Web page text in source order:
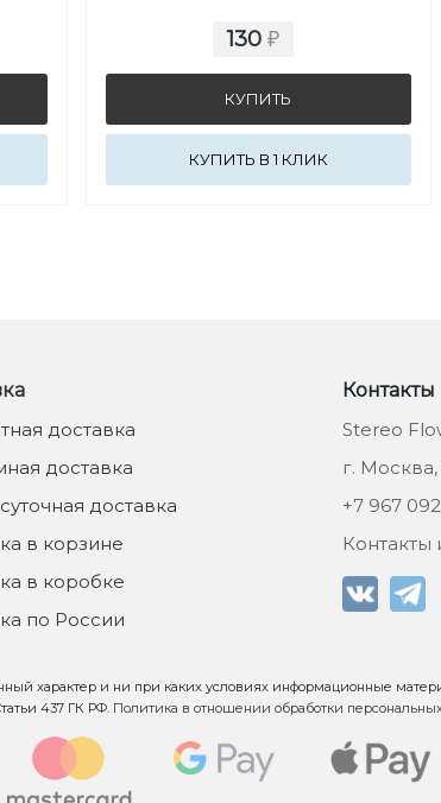
130₽
КУПИТЬ В 1 КЛИК
доставка
доставка
доставка
в корзине
в коробке
по России
Контакты
Stereo
г.
+7 967
Контакты
характер и ни при каких условиях информационные
437 ГК РФ. Политика в отношении обработки